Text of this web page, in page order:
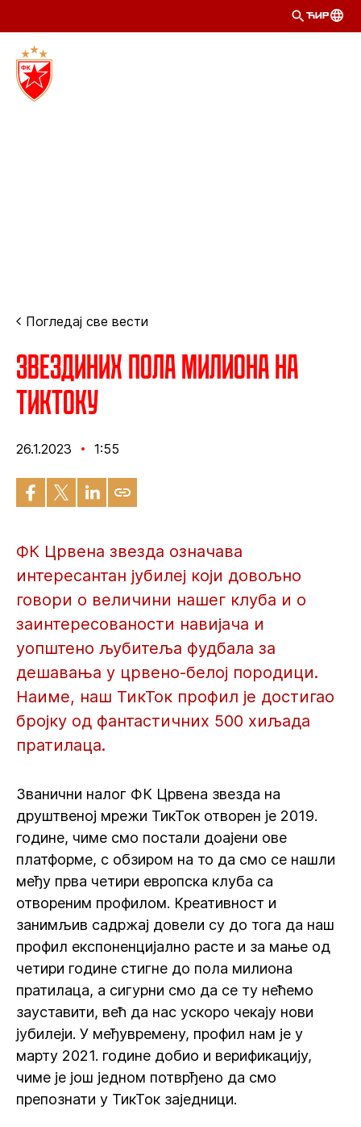
ЋИР
Погледај све вести
Звездиних пола милиона на
ТикТоку
26.1.2023 1:55
ФК Црвена звезда означава
интересантан јубилеј који довољно
говори о величини нашег клуба и о
заинтересованости навијача и
уопштено љубитеља фудбала за
дешавања у црвено-белој породици.
Наиме, наш ТикТок профил је достигао
бројку од фантастичних 500 хиљада
пратилаца.
Званични налог ФК Црвена звезда на
друштвеној мрежи ТикТок отворен је 2019.
године, чиме смо постали доајени ове
платформе, с обзиром на то да смо се нашли
међу прва четири европска клуба са
отвореним профилом. Креативност и
занимљив садржај довели су до тога да наш
профил експоненцијално расте и за мање од
четири године стигне до пола милиона
пратилаца, а сигурни смо да се ту нећемо
зауставити, већ да нас ускоро чекају нови
јубилеји. У међувремену, профил нам је у
марту 2021. године добио и верификацију,
чиме је још једном потврђено да смо
препознати у ТикТок заједници.